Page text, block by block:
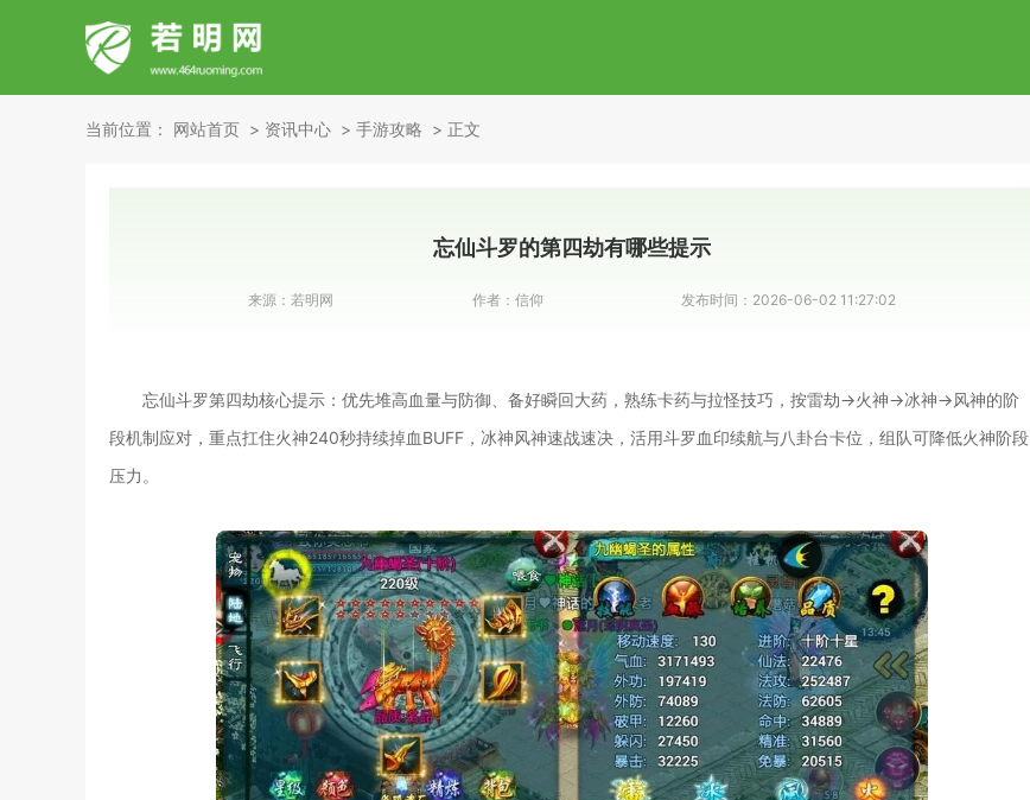
当前位置： 网站首页 资讯中心 手游攻略 正文
忘仙斗罗的第四劫有哪些提示
来源： 若明网 作者： 信仰 发布时间： 2026-06-02 11:27:02
忘仙斗罗第四劫核心提示：优先堆高血量与防御、备好瞬回大药，熟练卡药与拉怪技巧，按雷劫→火神→冰神→风神的阶
段机制应对，重点扛住火神240秒持续掉血BUFF，冰神风神速战速决，活用斗罗血印续航与八卦台卡位，组队可降低火神阶段
压力。